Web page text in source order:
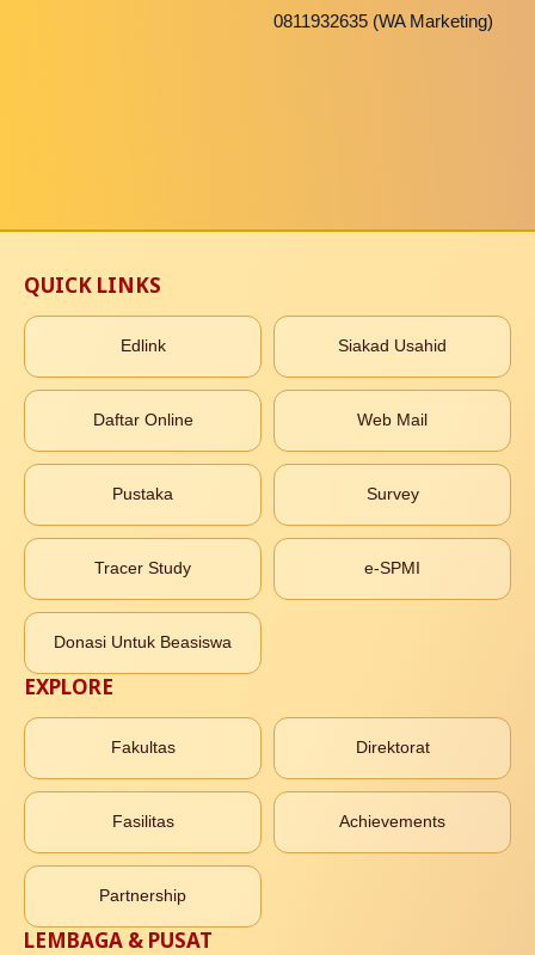
0811932635 (WA Marketing)
QUICK LINKS
Edlink Siakad Usahid
Daftar Online Web Mail
Pustaka Survey
Tracer Study e-SPMI
Donasi Untuk Beasiswa
EXPLORE
Fakultas Direktorat
Fasilitas Achievements
Partnership
LEMBAGA & PUSAT